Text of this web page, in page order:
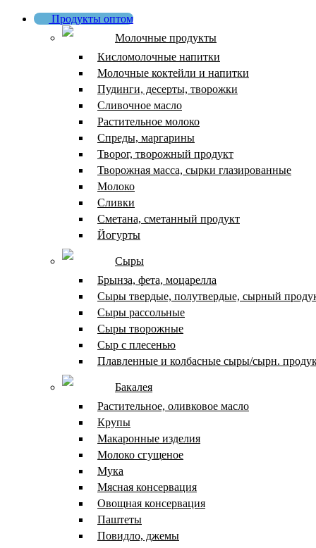
Продукты оптом
Молочные продукты
Кисломолочные напитки
Молочные коктейли и напитки
Пудинги, десерты, творожки
Сливочное масло
Растительное молоко
Спреды, маргарины
Творог, творожный продукт
Творожная масса, сырки глазированные
Молоко
Сливки
Сметана, сметанный продукт
Йогурты
Сыры
Брынза, фета, моцарелла
Сыры твердые, полутвердые, сырный
Сыры рассольные
Сыры творожные
Сыр с плесенью
Плавленные и колбасные сыры/сырн.
Бакалея
Растительное, оливковое масло
Крупы
Макаронные изделия
Молоко сгущеное
Мука
Мясная консервация
Овощная консервация
Паштеты
Повидло, джемы